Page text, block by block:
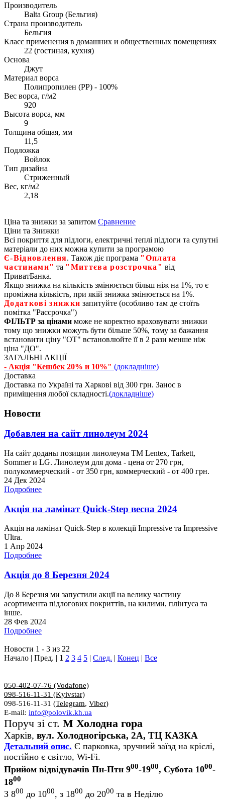
Производитель
Balta Group (Бельгия)
Страна производитель
Бельгия
Класс применения в домашних и общественных помещениях
22 (гостиная, кухня)
Основа
Джут
Материал ворса
Полипропилен (PP) - 100%
Вес ворса, г/м2
920
Высота ворса, мм
9
Толщина общая, мм
11,5
Подложка
Войлок
Тип дизайна
Стриженный
Вес, кг/м2
2,18
Ціна та знижки за запитом Сравнение
Ціни та Знижки
Всі покриття для підлоги, електричні теплі підлоги та супутні
матеріали до них можна купити за програмою
Є‑Відновлення. Також діє програма "Оплата
частинами" та "Миттєва розстрочка" від
ПриватБанка.
Якщо знижка на кількість змінюється більш ніж на 1%, то є
проміжна кількість, при якій знижка змінюється на 1%.
Додаткові знижки запитуйте (особливо там де стоїть
помітка "Рассрочка")
ФІЛЬТР за цінами може не коректно враховувати знижки
тому що знижки можуть бути більше 50%, тому за бажання
встановити ціну "ОТ" встановлюйте її в 2 рази менше ніж
ціна "ДО".
ЗАГАЛЬНІ АКЦІЇ
- Акція "Кешбек 20% и 10%" (докладніше)
Доставка
Доставка по Україні та Харкові від 300 грн. Занос в
приміщення любої складності.(докладніше)
Новости
Добавлен на сайт линолеум 2024
На сайт доданы позиции линолеума ТМ Lentex, Tarkett,
Sommer и LG. Линолеум для дома - цена от 270 грн,
полукоммерческий - от 350 грн, коммерческий - от 400 грн.
24 Дек 2024
Подробнее
Акція на ламінат Quick-Step весна 2024
Акція на ламінат Quick-Step в колекції Impressive та Impressive
Ultra.
1 Апр 2024
Подробнее
Акція до 8 Березня 2024
До 8 Березня ми запустили акції на велику частину
асортимента підлогових покриттів, на килими, плінтуса та
інше.
28 Фев 2024
Подробнее
Новости 1 - 3 из 22
Начало | Пред. | 1 2 3 4 5 | След. | Конец | Все
050-402-07-76 (Vodafone)
098-516-11-31 (Kyivstar)
098-516-11-31 (Telegram, Viber)
E-mail: info@polovik.kh.ua
Поруч зі ст. М Холодна гора
Харків, вул. Холодногірська, 2А, ТЦ КАЗКА
Детальний опис. Є парковка, зручний заїзд на кріслі,
постійно є світло, Wi-Fi.
Прийом відвідувачів Пн-Птн 900-1900, Субота 1000-
1800
З 800 до 1000, з 1800 до 2000 та в Неділю